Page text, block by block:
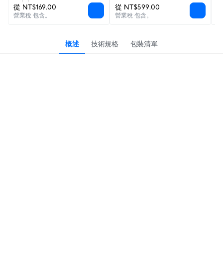
從 NT$169.00
營業稅 包含。
從 NT$599.00
營業稅 包含。
概述 技術規格 包裝清單